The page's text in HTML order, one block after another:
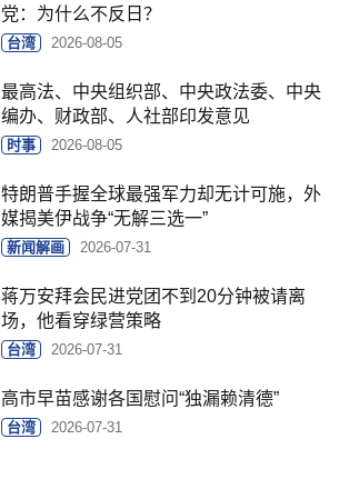
党：为什么不反日？
台湾 2026-08-05
最高法、中央组织部、中央政法委、中央
编办、财政部、人社部印发意见
时事 2026-08-05
特朗普手握全球最强军力却无计可施，外
媒揭美伊战争“无解三选一”
新闻解画 2026-07-31
蒋万安拜会民进党团不到20分钟被请离
场，他看穿绿营策略
台湾 2026-07-31
高市早苗感谢各国慰问“独漏赖清德”
台湾 2026-07-31